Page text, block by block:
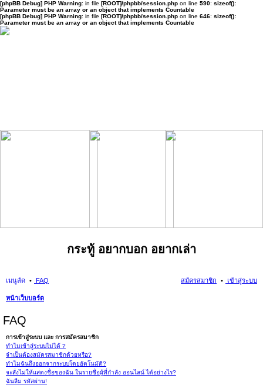
[phpBB Debug] PHP Warning: in file [ROOT]/phpbb/session.php on line 590: sizeof():
Parameter must be an array or an object that implements Countable
[phpBB Debug] PHP Warning: in file [ROOT]/phpbb/session.php on line 646: sizeof():
Parameter must be an array or an object that implements Countable
กระทู้ อยากบอก อยากเล่า
เมนูลัด FAQ เข้าสู่ระบบ
สมัครสมาชิก
หน้าเว็บบอร์ด
FAQ
การเข้าสู่ระบบ และ การสมัครสมาชิก
ทำไมเข้าสู่ระบบไม่ได้ ?
จำเป็นต้องสมัครสมาชิกด้วยหรือ?
ทำไมฉันถึงออกจากระบบโดยอัตโนมัติ?
จะสั่งไม่ให้แสดงชื่อของฉัน ในรายชื่อผู้ที่กำลัง ออนไลน์ ได้อย่างไร?
ฉันลืม รหัสผ่าน!